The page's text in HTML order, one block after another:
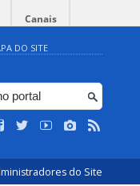
Canais
DO SITE
do Site